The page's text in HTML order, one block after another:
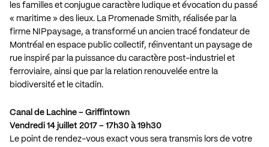
les familles et conjugue caractère ludique et évocation du passé
« maritime » des lieux. La Promenade Smith, réalisée par la
firme NIPpaysage, a transformé un ancien tracé fondateur de
Montréal en espace public collectif, réinventant un paysage de
rue inspiré par la puissance du caractère post-industriel et
ferroviaire, ainsi que par la relation renouvelée entre la
biodiversité et le citadin.
Canal de Lachine – Griffintown
Vendredi 14 juillet 2017 – 17h30 à 19h30
Le point de rendez-vous exact vous sera transmis lors de votre